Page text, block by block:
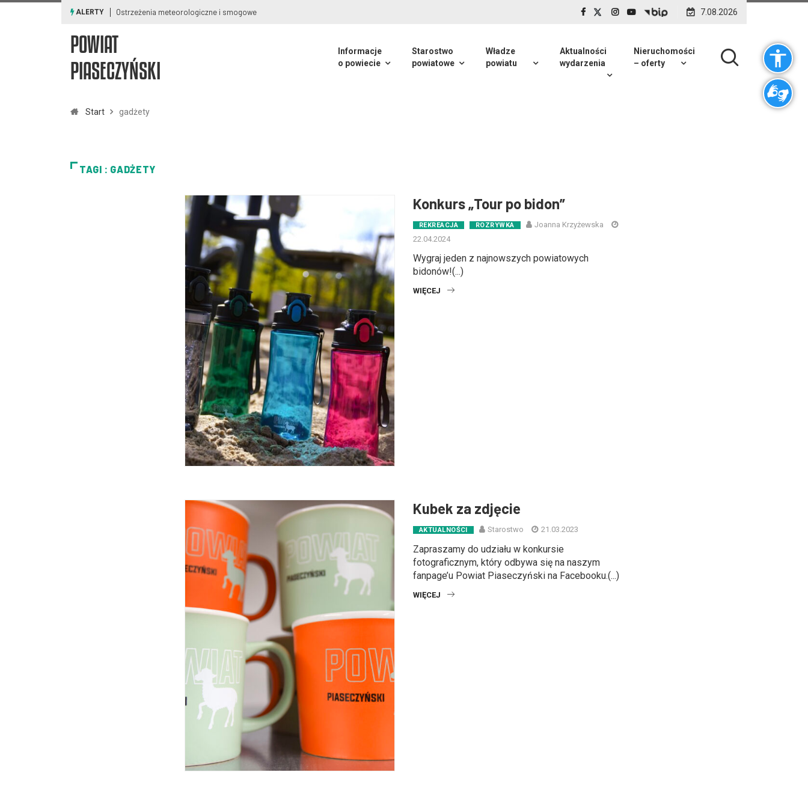
ALERTY Ostrzeżenia meteorologiczne i smogowe 7.08.2026
POWIAT
PIASECZYŃSKI
Informacje
o powiecie
Starostwo
powiatowe
Władze
powiatu
Aktualności
wydarzenia
Nieruchomości
– oferty
Start gadżety
TAGI : GADŻETY
Konkurs „Tour po bidon”
REKREACJA ROZRYWKA
Joanna Krzyżewska
22.04.2024
Wygraj jeden z najnowszych powiatowych
bidonów!(...)
WIĘCEJ
Kubek za zdjęcie
AKTUALNOŚCI Starostwo 21.03.2023
Zapraszamy do udziału w konkursie
fotograficznym, który odbywa się na naszym
fanpage’u Powiat Piaseczyński na Facebooku.(...)
WIĘCEJ